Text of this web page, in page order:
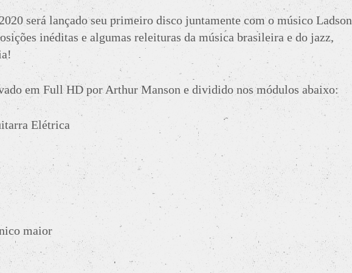
será lançado seu primeiro disco juntamente com o músico Ladson
inéditas e algumas releituras da música brasileira e do jazz,
em Full HD por Arthur Manson e dividido nos módulos abaixo:
Elétrica
maior